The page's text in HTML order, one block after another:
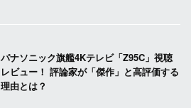
パナソニック旗艦4Kテレビ「Z95C」視聴
レビュー！ 評論家が「傑作」と高評価する
理由とは？